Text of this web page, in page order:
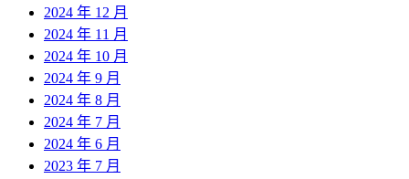
2024 年 12 月
2024 年 11 月
2024 年 10 月
2024 年 9 月
2024 年 8 月
2024 年 7 月
2024 年 6 月
2023 年 7 月